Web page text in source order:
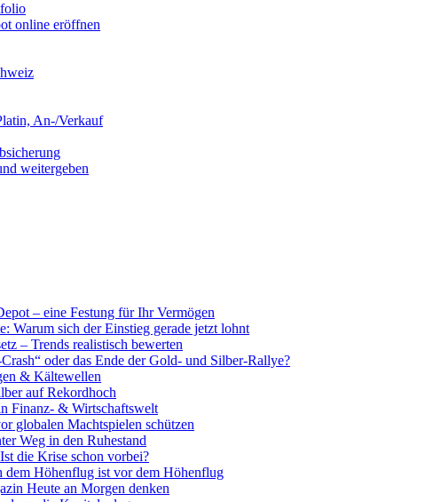
online eröffnen
An-/Verkauf
weitergeben
– eine Festung für Ihr Vermögen
Warum sich der Einstieg gerade jetzt lohnt
– Trends realistisch bewerten
oder das Ende der Gold- und Silber-Rallye?
& Kältewellen
auf Rekordhoch
Finanz- & Wirtschaftswelt
globalen Machtspielen schützen
Weg in den Ruhestand
die Krise schon vorbei?
dem Höhenflug ist vor dem Höhenflug
Heute an Morgen denken